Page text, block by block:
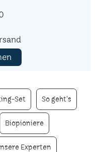
Set So geht's
Biopioniere
Experten